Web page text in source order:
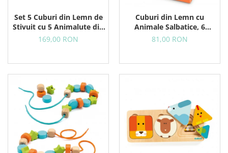
Set 5 Cuburi din Lemn de
Stivuit cu 5 Animalute din
Padure
169,00 RON
Cuburi din Lemn cu
Animale Salbatice, 6
Puzzle-uri in 1
81,00 RON